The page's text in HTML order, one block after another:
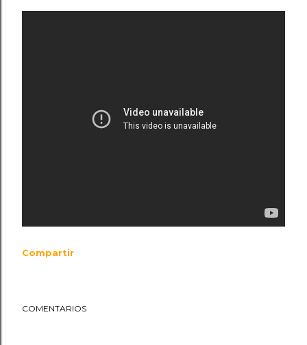
Compartir
COMENTARIOS